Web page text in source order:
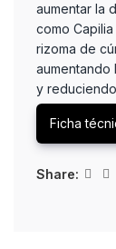
aumentar la
como
rizoma de
aumentando
y
Ficha
Share: